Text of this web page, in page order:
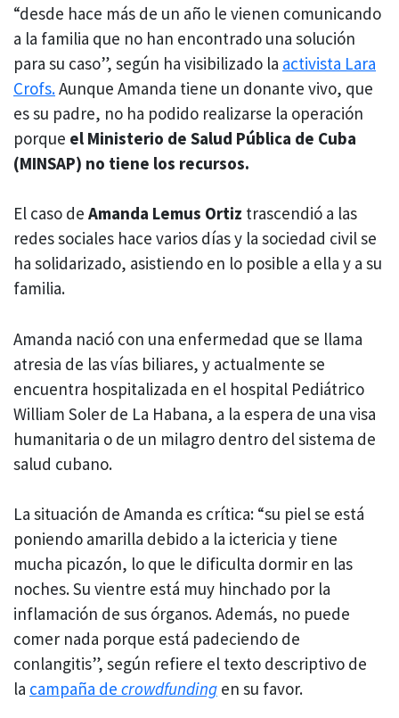
“desde hace más de un año le vienen comunicando
a la familia que no han encontrado una solución
para su caso”, según ha visibilizado la activista Lara
Crofs.Aunque Amanda tiene un donante vivo, que
es su padre, no ha podido realizarse la operación
porque el Ministerio de Salud Pública de Cuba
(MINSAP) no tiene los recursos.
El caso de Amanda Lemus Ortiz trascendió a las
redes sociales hace varios días y la sociedad civil se
ha solidarizado, asistiendo en lo posible a ella y a su
familia.
Amanda nació con una enfermedad que se llama
atresia de las vías biliares, y actualmente se
encuentra hospitalizada en el hospital Pediátrico
William Soler de La Habana, a la espera de una visa
humanitaria o de un milagro dentro del sistema de
salud cubano.
La situación de Amanda es crítica: “su piel se está
poniendo amarilla debido a la ictericia y tiene
mucha picazón, lo que le dificulta dormir en las
noches. Su vientre está muy hinchado por la
inflamación de sus órganos. Además, no puede
comer nada porque está padeciendo de
conlangitis”, según refiere el texto descriptivo de
la campaña de crowdfunding en su favor.